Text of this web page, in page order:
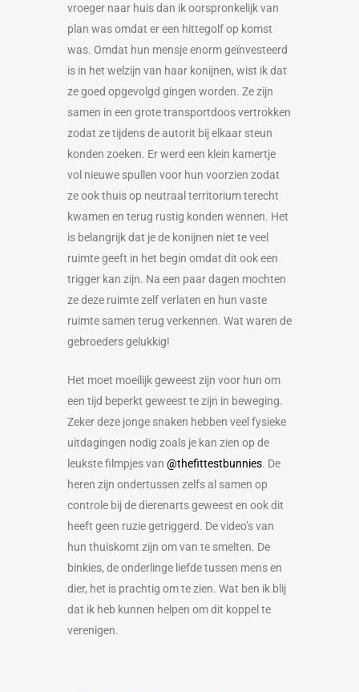
vroeger naar huis dan ik oorspronkelijk van
plan was omdat er een hittegolf op komst
was. Omdat hun mensje enorm geïnvesteerd
is in het welzijn van haar konijnen, wist ik dat
ze goed opgevolgd gingen worden. Ze zijn
samen in een grote transportdoos vertrokken
zodat ze tijdens de autorit bij elkaar steun
konden zoeken. Er werd een klein kamertje
vol nieuwe spullen voor hun voorzien zodat
ze ook thuis op neutraal territorium terecht
kwamen en terug rustig konden wennen. Het
is belangrijk dat je de konijnen niet te veel
ruimte geeft in het begin omdat dit ook een
trigger kan zijn. Na een paar dagen mochten
ze deze ruimte zelf verlaten en hun vaste
ruimte samen terug verkennen. Wat waren de
gebroeders gelukkig!
Het moet moeilijk geweest zijn voor hun om
een tijd beperkt geweest te zijn in beweging.
Zeker deze jonge snaken hebben veel fysieke
uitdagingen nodig zoals je kan zien op de
leukste filmpjes van @thefittestbunnies. De
heren zijn ondertussen zelfs al samen op
controle bij de dierenarts geweest en ook dit
heeft geen ruzie getriggerd. De video’s van
hun thuiskomt zijn om van te smelten. De
binkies, de onderlinge liefde tussen mens en
dier, het is prachtig om te zien. Wat ben ik blij
dat ik heb kunnen helpen om dit koppel te
verenigen.